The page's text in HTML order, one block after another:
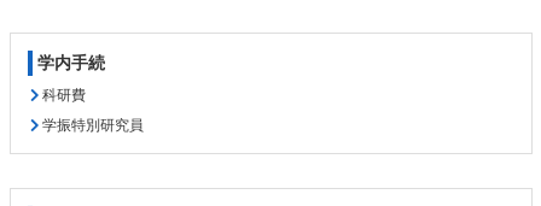
学内手続
科研費
学振特別研究員